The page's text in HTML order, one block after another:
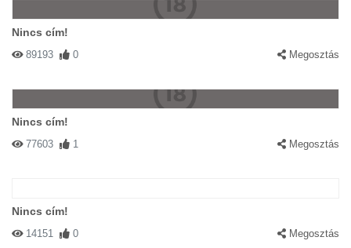
Nincs cím!
89193 0 Megosztás
Nincs cím!
77603 1 Megosztás
Nincs cím!
14151 0 Megosztás